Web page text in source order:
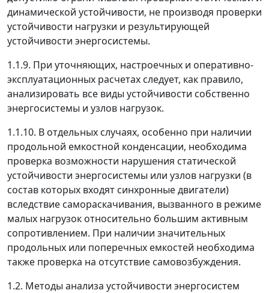
динамической устойчивости, не производя проверки
устойчивости нагрузки и результирующей
устойчивости энергосистемы.
1.1.9. При уточняющих, настроечных и оперативно-
эксплуатационных расчетах следует, как правило,
анализировать все виды устойчивости собственно
энергосистемы и узлов нагрузок.
1.1.10. В отдельных случаях, особенно при наличии
продольной емкостной конденсации, необходима
проверка возможности нарушения статической
устойчивости энергосистемы или узлов нагрузки (в
состав которых входят синхронные двигатели)
вследствие самораскачивания, вызванного в режиме
малых нагрузок относительно большим активным
сопротивлением. При наличии значительных
продольных или поперечных емкостей необходима
также проверка на отсутствие самовозбуждения.
1.2. Методы анализа устойчивости энергосистем